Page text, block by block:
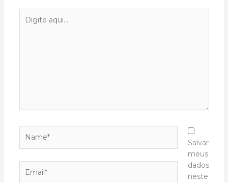
aqui...
Salvar
meus
dados
neste